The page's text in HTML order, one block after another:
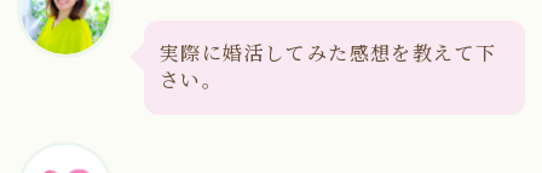
実際に婚活してみた感想を教えて下
さい。